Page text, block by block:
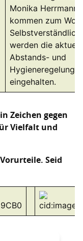
Monika Herrmann
kommen zum
Selbstverständlich
werden die
Abstands- und
eingehalten.
Zeichen gegen
Vielfalt und
Seid